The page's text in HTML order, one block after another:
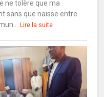
ne tolère que ma
sans que naisse entre
Lire la suite